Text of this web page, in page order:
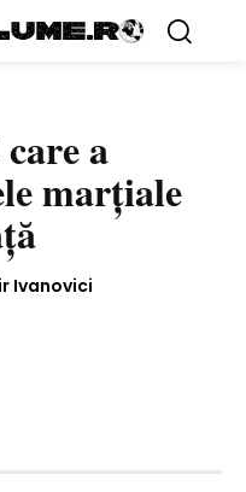
a
marţiale
Ivanovici